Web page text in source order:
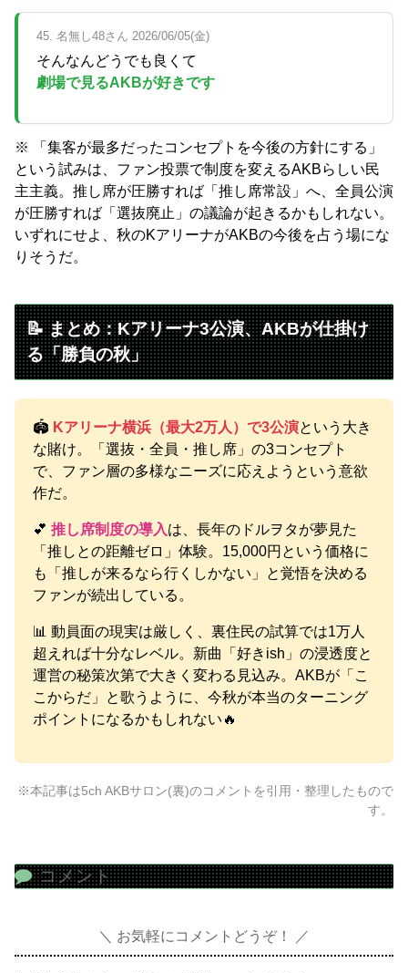
45. 名無し48さん 2026/06/05(金)
そんなんどうでも良くて
劇場で見るAKBが好きです
※ 「集客が最多だったコンセプトを今後の方針にする」
という試みは、ファン投票で制度を変えるAKBらしい民
主主義。推し席が圧勝すれば「推し席常設」へ、全員公演
が圧勝すれば「選抜廃止」の議論が起きるかもしれない。
いずれにせよ、秋のKアリーナがAKBの今後を占う場にな
りそうだ。
📝 まとめ：Kアリーナ3公演、AKBが仕掛け
る「勝負の秋」
🏟️ Kアリーナ横浜（最大2万人）で3公演という大き
な賭け。「選抜・全員・推し席」の3コンセプト
で、ファン層の多様なニーズに応えようという意欲
作だ。
💕 推し席制度の導入は、長年のドルヲタが夢見た
「推しとの距離ゼロ」体験。15,000円という価格に
も「推しが来るなら行くしかない」と覚悟を決める
ファンが続出している。
📊 動員面の現実は厳しく、裏住民の試算では1万人
超えれば十分なレベル。新曲「好きish」の浸透度と
運営の秘策次第で大きく変わる見込み。AKBが「こ
こからだ」と歌うように、今秋が本当のターニング
ポイントになるかもしれない🔥
※本記事は5ch AKBサロン(裏)のコメントを引用・整理したもので
す。
コメント
お気軽にコメントどうぞ！